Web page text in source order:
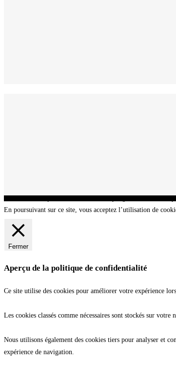
En poursuivant sur ce site, vous acceptez l’utilisation de
Fermer
Aperçu de la politique de confidentialité
Ce site utilise des cookies pour améliorer votre expérience
Les cookies classés comme nécessaires sont stockés sur
Nous utilisons également des cookies tiers pour analyser et
expérience de navigation.